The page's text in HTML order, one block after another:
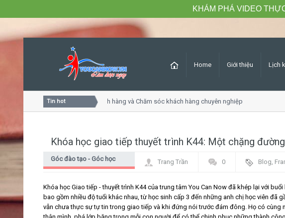
Home Giới thiệu Lịch
Tin hot
Khóa học Tư duy dịch vụ khách hàng và Chăm sóc khách hàng chuyên nghiệp
Khóa học giao tiếp thuyết trình K44: Một chặng
Góc đào tạo - Góc học
Trang Trần 0 Blog,
Khóa học Giao tiếp - thuyết trình K44 của trung tâm You Can Now đã khép lại với
bao gồm nhiều độ tuổi khác nhau, từ học sinh cấp 3 đến những anh chị học viên đã
vẫn chưa thực sự tự tin trong giao tiếp và khi đứng nói trước đám đông. Họ có cùng
KHÁM PHÁ VIDEO